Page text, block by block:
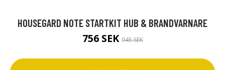
HOUSEGARD NOTE STARTKIT HUB & BRANDVARNARE
756 SEK945 SEK